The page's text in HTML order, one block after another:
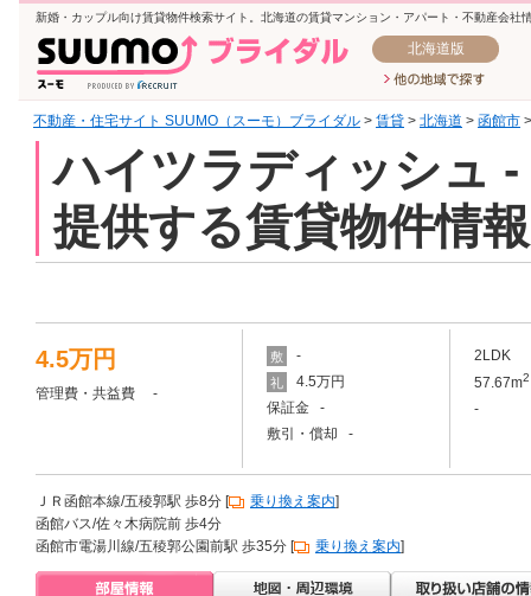
新婚・カップル向け賃貸物件検索サイト。北海道の賃貸マンション・アパート・不動産会社
北海道版
不動産・住宅サイト SUUMO（スーモ）ブライダル > 賃貸 > 北海道 > 函館市
ハイツラディッシュ
提供する賃貸物件情報
4.5万円
管理費・共益費 -
敷 -
礼
4.5万円
保証金 -
敷引・償却 -
2LDK
57.67m2
-
ＪＲ函館本線/五稜郭駅 歩8分 [ 乗り換え案内]
函館バス/佐々木病院前 歩4分
函館市電湯川線/五稜郭公園前駅 歩35分 [
乗り換え案内]